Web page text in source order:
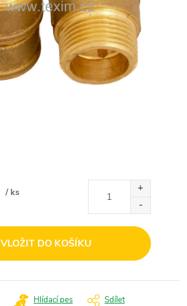
/ ks
VLOŽIT DO KOŠÍKU
Hlídací pes Sdílet